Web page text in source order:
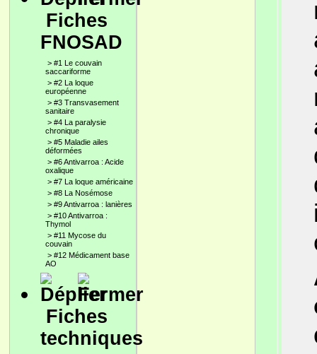
Fiches
FNOSAD
> #1 Le couvain
saccariforme
> #2 La loque
européenne
> #3 Transvasement
sanitaire
> #4 La paralysie
chronique
> #5 Maladie ailes
déformées
> #6 Antivarroa : Acide
oxalique
> #7 La loque américaine
> #8 La Nosémose
> #9 Antivarroa : lanières
> #10 Antivarroa :
Thymol
> #11 Mycose du
couvain
> #12 Médicament base
AO
Fiches
techniques